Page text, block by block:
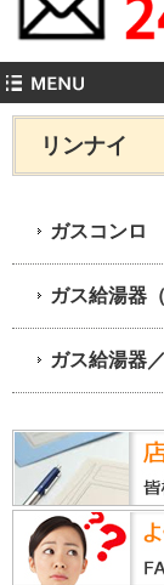
リンナイ
ガスコンロ
ガス給湯器
ガス給湯器